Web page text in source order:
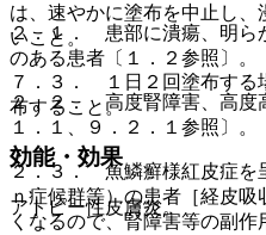
２．１． 患部に潰瘍、明ら
のある患者〔１．２参照〕。
２．２． 高度腎障害、高度
１．１、９．２．１参照〕。
２．３． 魚鱗癬様紅皮症を
ｎ症候群等）の患者［経皮
くなるので、腎障害等の副作
は、速やかに塗布を中止し
いこと。
７．３． １日２回塗布する
布すること。
効能・効果
アトピー性皮膚炎。